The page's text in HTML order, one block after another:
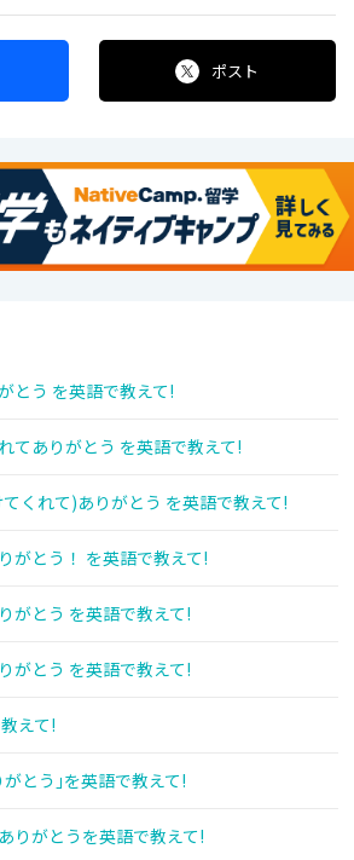
ポスト
とう を英語で教えて!
てありがとう を英語で教えて!
くれて)ありがとう を英語で教えて!
がとう！ を英語で教えて!
がとう を英語で教えて!
がとう を英語で教えて!
えて!
とう｣を英語で教えて!
りがとうを英語で教えて!